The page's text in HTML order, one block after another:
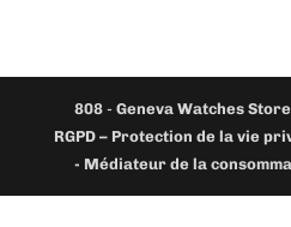
808 -Geneva Watches
RGPD – Protection de la vie
- Médiateur de la